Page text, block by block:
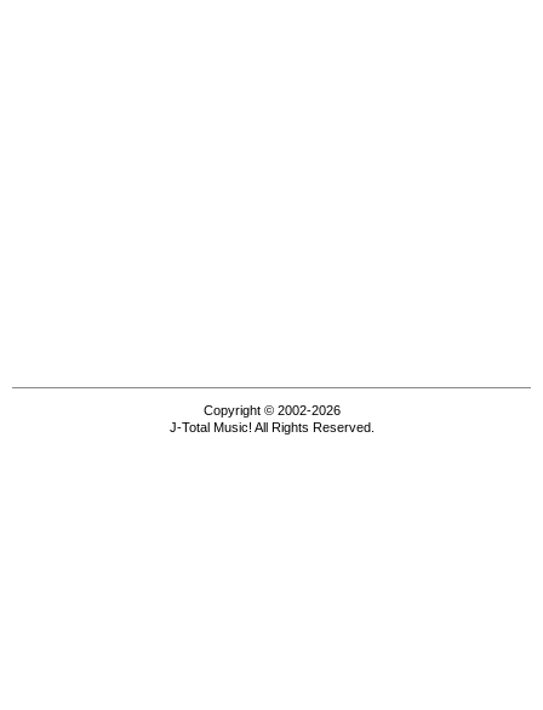
Copyright © 2002-2026
J-Total Music! All Rights Reserved.